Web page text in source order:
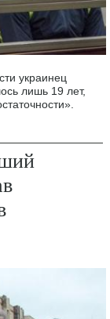
украинец
лишь 19 лет,